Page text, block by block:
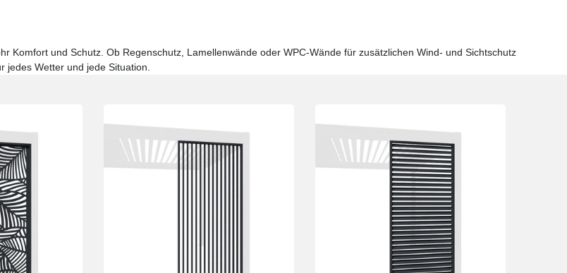
Komfort und Schutz. Ob Regenschutz, Lamellenwände oder WPC-Wände für zusätzlichen Wind- und Sichtschutz
Wetter und jede Situation.